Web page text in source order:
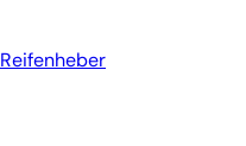
Reifenheber